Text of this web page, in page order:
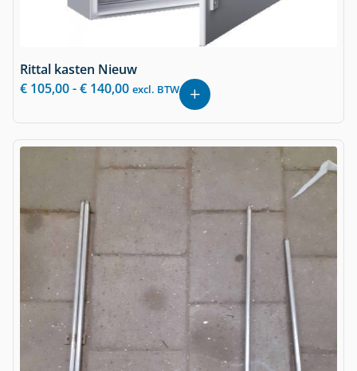
Rittal kasten Nieuw
€ 105,00-€ 140,00 excl. BTW